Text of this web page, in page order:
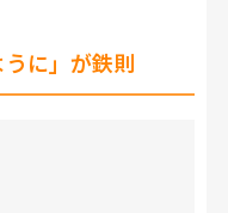
に」が鉄則